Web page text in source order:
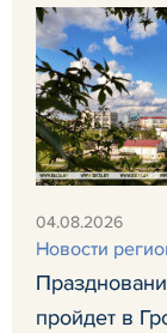
04.08.2026
Новости
пройдет в